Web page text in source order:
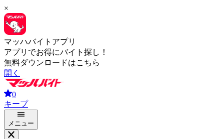
×
マッハバイトアプリ
アプリでお得にバイト探し！
無料ダウンロードはこちら
開く
0
キープ
メニュー